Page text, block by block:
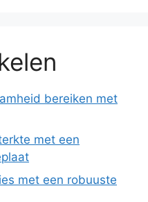
bereiken met
met een
met een robuuste